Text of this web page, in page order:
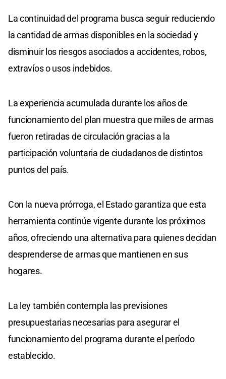
La continuidad del programa busca seguir reduciendo
la cantidad de armas disponibles en la sociedad y
disminuir los riesgos asociados a accidentes, robos,
extravíos o usos indebidos.
La experiencia acumulada durante los años de
funcionamiento del plan muestra que miles de armas
fueron retiradas de circulación gracias a la
participación voluntaria de ciudadanos de distintos
puntos del país.
Con la nueva prórroga, el Estado garantiza que esta
herramienta continúe vigente durante los próximos
años, ofreciendo una alternativa para quienes decidan
desprenderse de armas que mantienen en sus
hogares.
La ley también contempla las previsiones
presupuestarias necesarias para asegurar el
funcionamiento del programa durante el período
establecido.